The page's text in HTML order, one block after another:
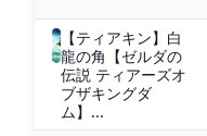
【ティアキン】白
龍の角【ゼルダの
伝説 ティアーズオ
ブザキングダ
ム】...